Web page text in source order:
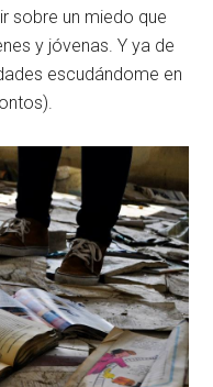
sobre un miedo que
y jóvenas. Y ya de
escudándome en